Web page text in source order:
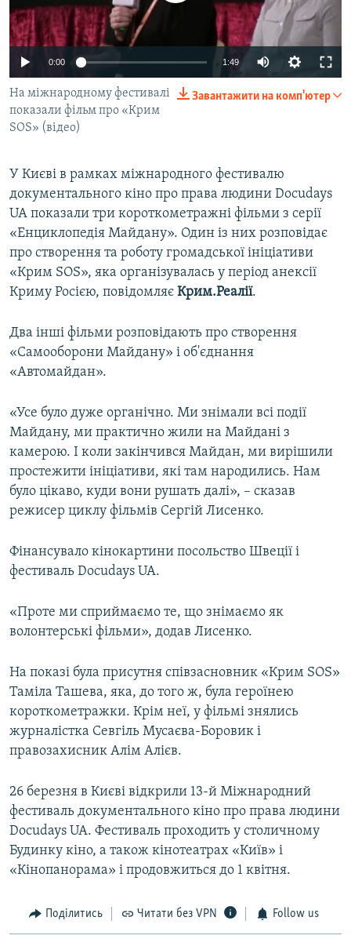
ВІДЕОУРОКИ «ELIFBE»
СВІДЧЕННЯ ОКУПАЦІЇ
УКРАЇНСЬКА ПРОБЛЕМА КРИМУ
ІНФОГРАФІКА
Русский
Qırımtatar
ДОЛУЧАЙСЯ!
Усі сайти RFE/RL
0:00 1:49
Завантажити на комп'ютер
На міжнародному фестивалі
показали фільм про «Крим
SOS» (відео)
У Києві в рамках міжнародного фестивалю
документального кіно про права людини Docudays
UA показали три короткометражні фільми з серії
«Енциклопедія Майдану». Один із них розповідає
про створення та роботу громадської ініціативи
«Крим SOS», яка організувалась у період анексії
Криму Росією, повідомляє Крим.Реалії.
Два інші фільми розповідають про створення
«Самооборони Майдану» і об'єднання
«Автомайдан».
«Усе було дуже органічно. Ми знімали всі події
Майдану, ми практично жили на Майдані з
камерою. І коли закінчився Майдан, ми вирішили
простежити ініціативи, які там народились. Нам
було цікаво, куди вони рушать далі», – сказав
режисер циклу фільмів Сергій Лисенко.
Фінансувало кінокартини посольство Швеції і
фестиваль Docudays UA.
«Проте ми сприймаємо те, що знімаємо як
волонтерські фільми», додав Лисенко.
На показі була присутня співзасновник «Крим SOS»
Таміла Ташева, яка, до того ж, була героїнею
короткометражки. Крім неї, у фільмі знялись
журналістка Севгіль Мусаєва-Боровик і
правозахисник Алім Алієв.
26 березня в Києві відкрили 13-й Міжнародний
фестиваль документального кіно про права людини
Docudays UA. Фестиваль проходить у столичному
Будинку кіно, а також кінотеатрах «Київ» і
«Кінопанорама» і продовжиться до 1 квітня.
Поділитись Читати без VPN Follow us